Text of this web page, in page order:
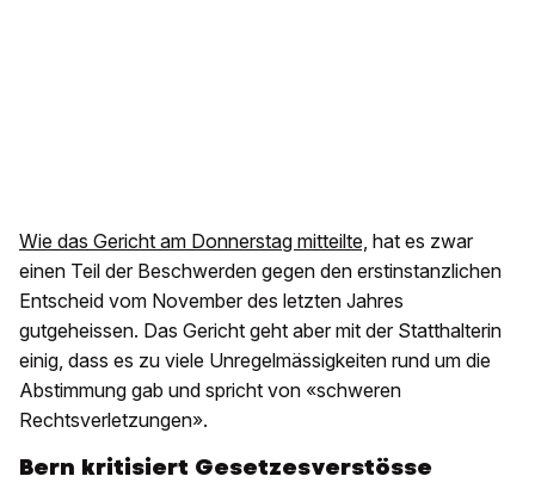
Wie das Gericht am Donnerstag mitteilte, hat es zwar
einen Teil der Beschwerden gegen den erstinstanzlichen
Entscheid vom November des letzten Jahres
gutgeheissen. Das Gericht geht aber mit der Statthalterin
einig, dass es zu viele Unregelmässigkeiten rund um die
Abstimmung gab und spricht von «schweren
Rechtsverletzungen».
Bern kritisiert Gesetzesverstösse